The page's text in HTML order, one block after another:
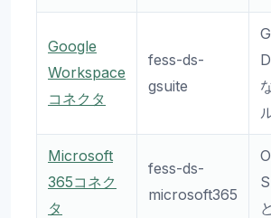
Google
Workspace
コネクタ
fess-ds-
gsuite
Microsoft
365コネク
タ
fess-ds-
microsoft365